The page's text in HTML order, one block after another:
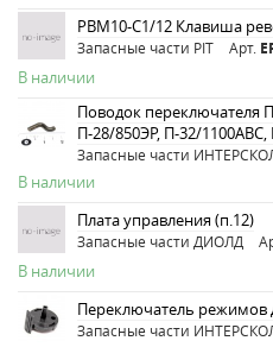
РВМ10-С1/12 Клавиша
Запасные части PIT Арт.
В наличии
Поводок переключателя
П-28/850ЭР, П-32/
Запасные части
В наличии
Плата управления (п.12)
Запасные части ДИОЛД
В наличии
Переключатель режимов
Запасные части